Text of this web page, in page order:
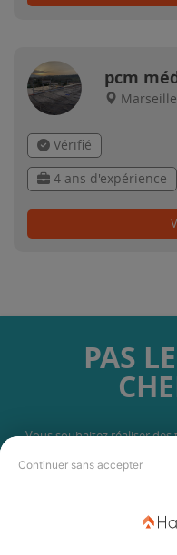
Continuer sans accepter
pcm
Vérifié
4 ans d'expérience
PAS
Vous souhaitez réaliser